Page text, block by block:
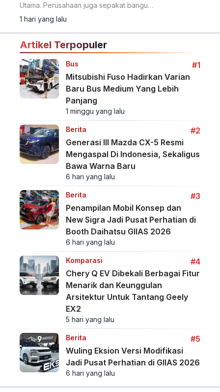
Utama. Perusahaan juga sepakat bangun
dua unit double decker berbasis sasis
Scania K450CB untuk layanan AKAP
premium.
1 hari yang lalu
Artikel Terpopuler
Bus
#1
Mitsubishi Fuso Hadirkan Varian
Baru Bus Medium Yang Lebih
Panjang
1 minggu yang lalu
Berita
#2
Generasi III Mazda CX-5 Resmi
Mengaspal Di Indonesia, Sekaligus
Bawa Warna Baru
6 hari yang lalu
Berita
#3
Penampilan Mobil Konsep dan
New Sigra Jadi Pusat Perhatian di
Booth Daihatsu GIIAS 2026
6 hari yang lalu
Komparasi
#4
Chery Q EV Dibekali Berbagai Fitur
Menarik dan Keunggulan
Arsitektur Untuk Tantang Geely
EX2
5 hari yang lalu
Berita
#5
Wuling Eksion Versi Modifikasi
Jadi Pusat Perhatian di GIIAS 2026
6 hari yang lalu